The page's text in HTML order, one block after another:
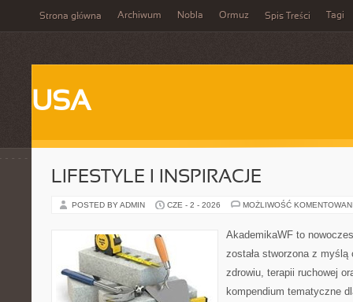
Strona główna Archiwum Nobla Ormuz Spis Treści Tagi
USA
LIFESTYLE I INSPIRACJE
POSTED BY ADMIN CZE - 2 - 2026 MOŻLIWOŚĆ
AkademikaWF to
została stworzona z
zdrowiu, terapii ruchowej
kompendium tematyczne